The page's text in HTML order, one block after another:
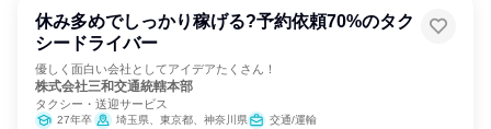
休み多めでしっかり稼げる?予約依頼70%のタク
シードライバー
優しく面白い会社としてアイデアたくさん！
株式会社三和交通統轄本部
タクシー・送迎サービス
27年卒 埼玉県、東京都、神奈川県 交通/運輸